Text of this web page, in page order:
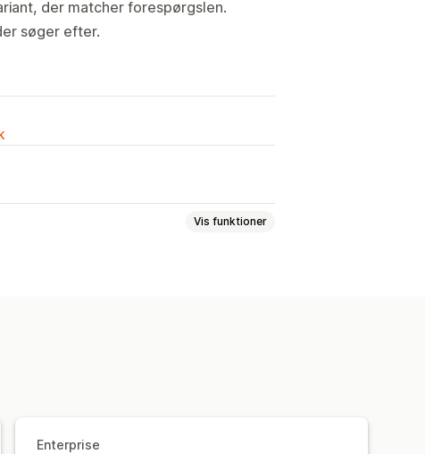
der matcher forespørgslen.
søger efter.
Vis funktioner
Tilpassede filtre
Enterprise